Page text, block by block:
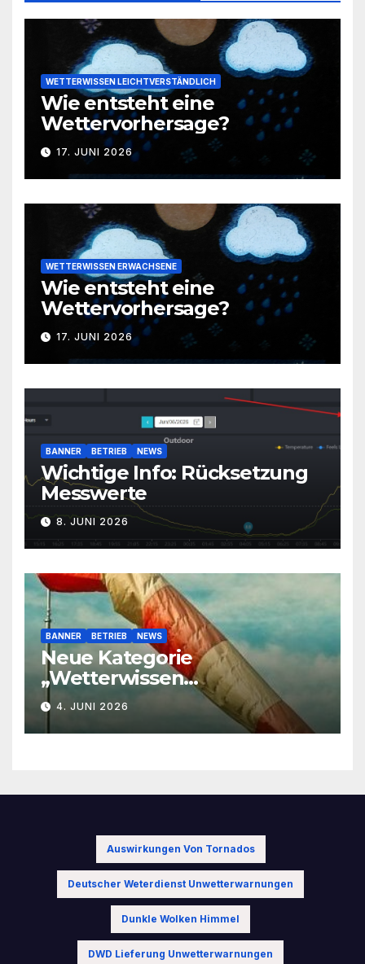
WETTERWISSEN LEICHTVERSTÄNDLICH
Wie entsteht eine
Wettervorhersage?
17. JUNI 2026
WETTERWISSEN ERWACHSENE
Wie entsteht eine
Wettervorhersage?
17. JUNI 2026
BANNER BETRIEB NEWS
Wichtige Info: Rücksetzung
Messwerte
8. JUNI 2026
BANNER BETRIEB NEWS
Neue Kategorie
„Wetterwissen
leichtverständlich“
4. JUNI 2026
Auswirkungen Von Tornados
Deutscher Weterdienst Unwetterwarnungen
Dunkle Wolken Himmel
DWD Lieferung Unwetterwarnungen